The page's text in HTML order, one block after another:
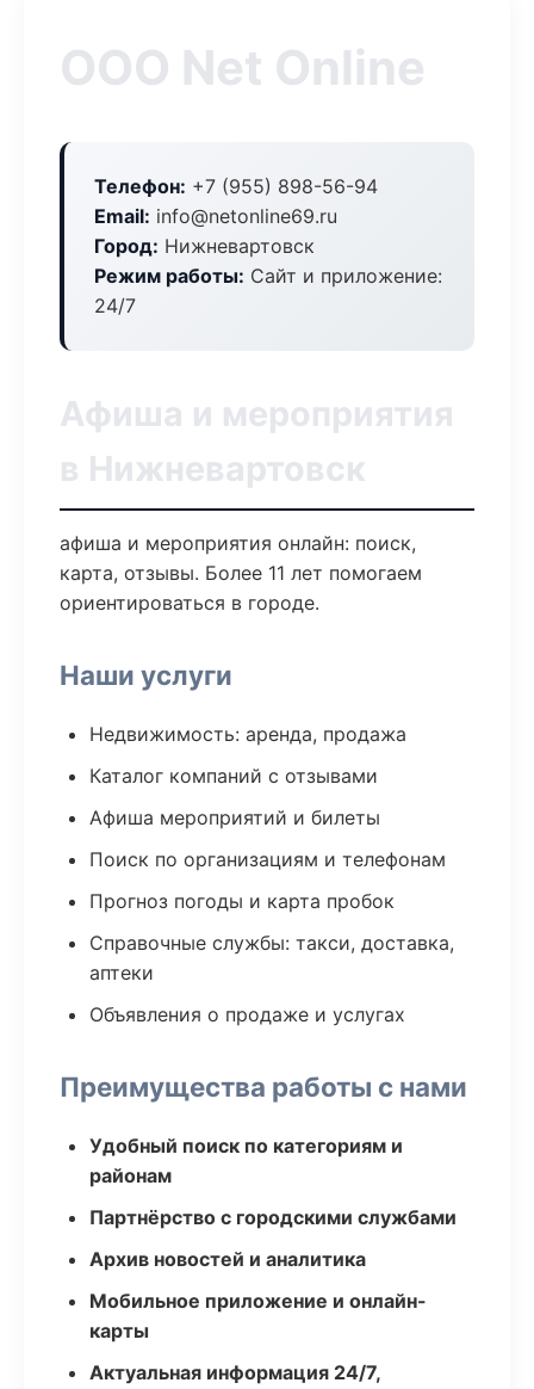
ООО Net Online
Телефон: +7 (955) 898-56-94
Email: info@netonline69.ru
Город: Нижневартовск
Режим работы: Сайт и приложение:
24/7
Афиша и мероприятия
в Нижневартовск
афиша и мероприятия онлайн: поиск,
карта, отзывы. Более 11 лет помогаем
ориентироваться в городе.
Наши услуги
Недвижимость: аренда, продажа
Каталог компаний с отзывами
Афиша мероприятий и билеты
Поиск по организациям и телефонам
Прогноз погоды и карта пробок
Справочные службы: такси, доставка,
аптеки
Объявления о продаже и услугах
Преимущества работы с нами
Удобный поиск по категориям и
районам
Партнёрство с городскими службами
Архив новостей и аналитика
Мобильное приложение и онлайн-
карты
Актуальная информация 24/7,